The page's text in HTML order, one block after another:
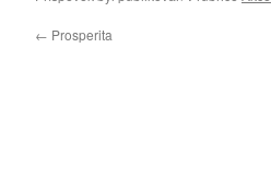
← Prosperita